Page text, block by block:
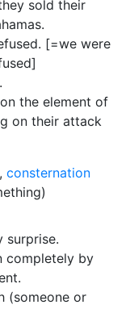
sold their
[=we were
the element of
on their attack
, consternation
surprise.
completely by
(someone or